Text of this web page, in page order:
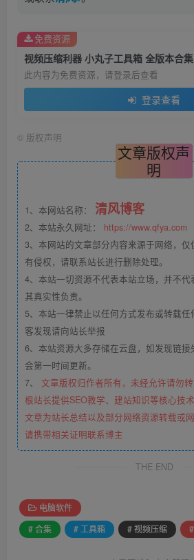
视频压缩利器 小丸子工具箱 全版本合集
此内容为免费资源，请登录后查看
登录查看
免费资源
© 版权声明
文章版权声
明
1、本网站名称： 清风博客
2、本站永久网址： https://www.qfya.com
3、本网站的文章部分内容来源于网络，
有侵权，请联系站长进行删除处理。
4、本站一切资源不代表本站立场，并不
其真实性负责。
5、本站一律禁止以任何方式发布或转载
客发现请向站长举报
6、本站资源大多存储在云盘，如发现链
会第一时间更新。
7、 文章版权归作者所有，未经允许请勿
根站长提供SEO教学、建站知识等核心技
文章为站长总结以及部分网络资源转载或
请携带相关证明联系博主
THE END
电脑软件
# 合集
# 工具箱 # 视频压缩